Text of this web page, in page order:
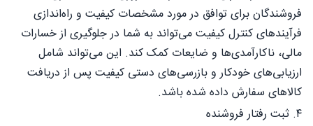
فروشندگان برای توافق در مورد مشخصات کیفیت و راه‌اندازی
فرآیندهای کنترل کیفیت می‌تواند به شما در جلوگیری از خسارات
مالی، ناکارآمدی‌ها و ضایعات کمک کند. این می‌تواند شامل
ارزیابی‌های خودکار و بازرسی‌های دستی کیفیت پس از دریافت
کالاهای سفارش داده شده باشد.
۴. ثبت رفتار فروشنده